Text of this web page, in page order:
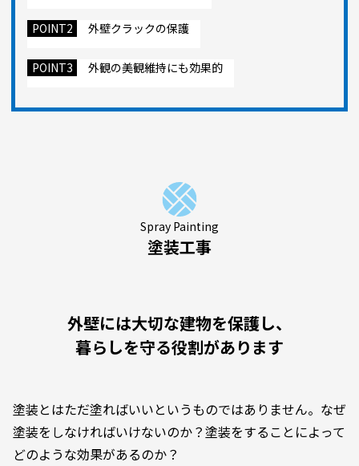
POINT2 外壁クラックの保護
POINT3 外観の美観維持にも効果的
Spray Painting
塗装工事
外壁には大切な建物を保護し、
暮らしを守る役割があります
塗装とはただ塗ればいいというものではありません。なぜ
塗装をしなければいけないのか？塗装をすることによって
どのような効果があるのか？